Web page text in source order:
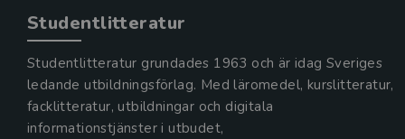
Studentlitteratur
Studentlitteratur grundades 1963 och är idag Sveriges
ledande utbildningsförlag. Med läromedel, kurslitteratur,
facklitteratur, utbildningar och digitala
informationstjänster i utbudet,